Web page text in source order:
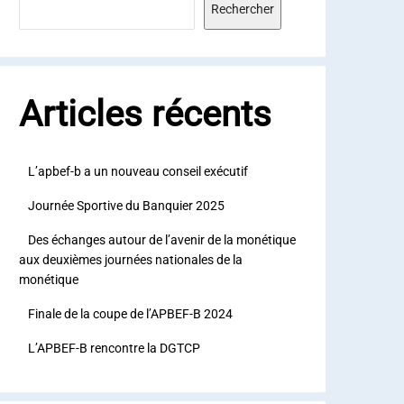
Rechercher
Articles récents
L’apbef-b a un nouveau conseil exécutif
Journée Sportive du Banquier 2025
Des échanges autour de l’avenir de la monétique
aux deuxièmes journées nationales de la
monétique
Finale de la coupe de l’APBEF-B 2024
L’APBEF-B rencontre la DGTCP